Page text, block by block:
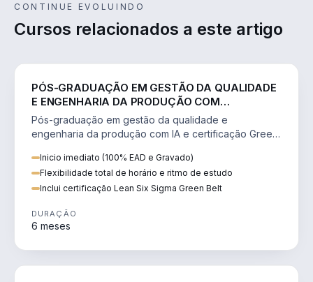
CONTINUE EVOLUINDO
Cursos relacionados a este artigo
PÓS-GRADUAÇÃO EM GESTÃO DA QUALIDADE
E ENGENHARIA DA PRODUÇÃO COM
INTELIGÊNCIA ARTIFICIAL (COM CERTIFICAÇÃO
GREEN BELT)
Pós-graduação em gestão da qualidade e
engenharia da produção com IA e certificação Green
Inicio imediato (100% EAD e Gravado)
Flexibilidade total de horário e ritmo de estudo
Inclui certificação Lean Six Sigma Green Belt
DURAÇÃO
6 meses